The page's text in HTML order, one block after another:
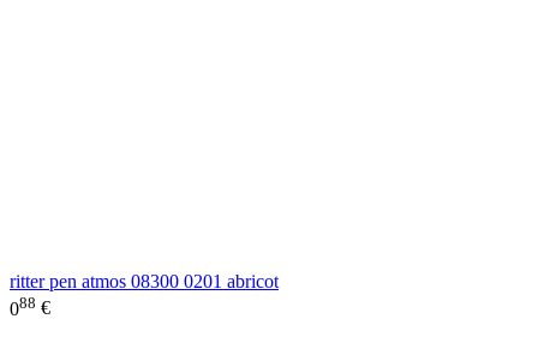
ritter pen atmos 08300 0201 abricot
088 €